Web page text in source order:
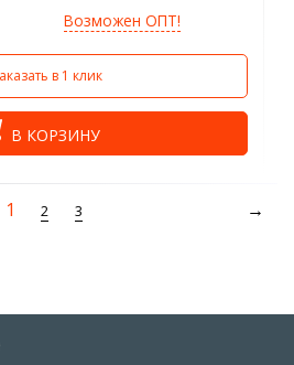
Возможен ОПТ!
в 1 клик
В КОРЗИНУ
1 2 3